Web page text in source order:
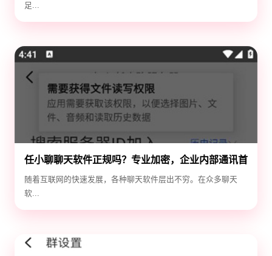
足...
任小聊聊天软件正规吗？专业加密，企业内部通讯首
选！
随着互联网的快速发展，各种聊天软件层出不穷。在众多聊天
软...